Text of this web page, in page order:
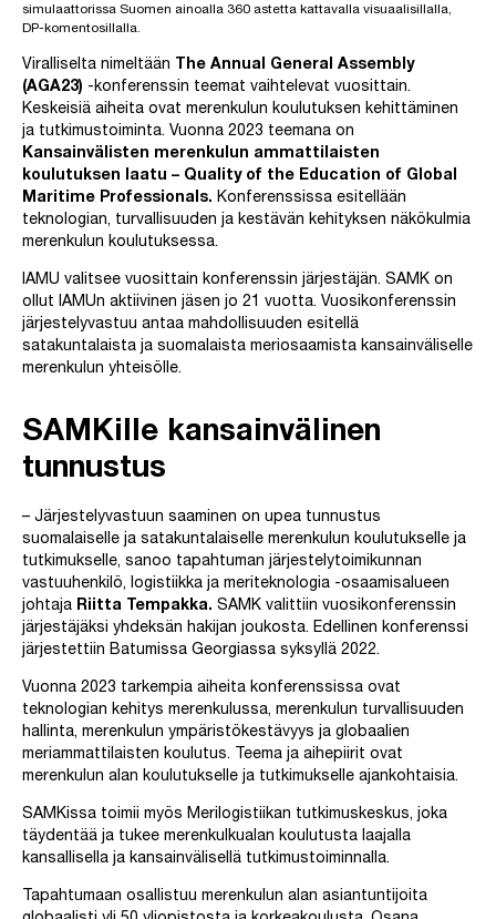
simulaattorissa Suomen ainoalla 360 astetta kattavalla visuaalisillalla,
DP-komentosillalla.
Viralliselta nimeltään
The Annual General Assembly
(AGA23) -konferenssin teemat vaihtelevat vuosittain.
Keskeisiä aiheita ovat merenkulun koulutuksen kehittäminen
ja tutkimustoiminta. Vuonna 2023 teemana on
Kansainvälisten merenkulun ammattilaisten
koulutuksen laatu – Quality of the Education of Global
Maritime Professionals. Konferenssissa esitellään
teknologian, turvallisuuden ja kestävän kehityksen näkökulmia
merenkulun koulutuksessa.
IAMU valitsee vuosittain konferenssin järjestäjän. SAMK on
ollut IAMUn aktiivinen jäsen jo 21 vuotta. Vuosikonferenssin
järjestelyvastuu antaa mahdollisuuden esitellä
satakuntalaista ja suomalaista meriosaamista kansainväliselle
merenkulun yhteisölle.
SAMKille kansainvälinen
tunnustus
– Järjestelyvastuun saaminen on upea tunnustus
suomalaiselle ja satakuntalaiselle merenkulun koulutukselle ja
tutkimukselle, sanoo tapahtuman järjestelytoimikunnan
vastuuhenkilö, logistiikka ja meriteknologia -osaamisalueen
johtaja Riitta Tempakka. SAMK valittiin vuosikonferenssin
järjestäjäksi yhdeksän hakijan joukosta. Edellinen konferenssi
järjestettiin Batumissa Georgiassa syksyllä 2022.
Vuonna 2023 tarkempia aiheita konferenssissa ovat
teknologian kehitys merenkulussa, merenkulun turvallisuuden
hallinta, merenkulun ympäristökestävyys ja globaalien
meriammattilaisten koulutus. Teema ja aihepiirit ovat
merenkulun alan koulutukselle ja tutkimukselle ajankohtaisia.
SAMKissa toimii myös Merilogistiikan tutkimuskeskus, joka
täydentää ja tukee merenkulkualan koulutusta laajalla
kansallisella ja kansainvälisellä tutkimustoiminnalla.
Tapahtumaan osallistuu merenkulun alan asiantuntijoita